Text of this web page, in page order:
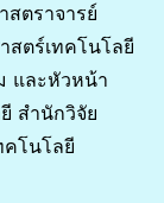
ตราจารย์
ตร์เทคโนโลยี
และหัวหน้า
สำนักวิจัย
คโนโลยี